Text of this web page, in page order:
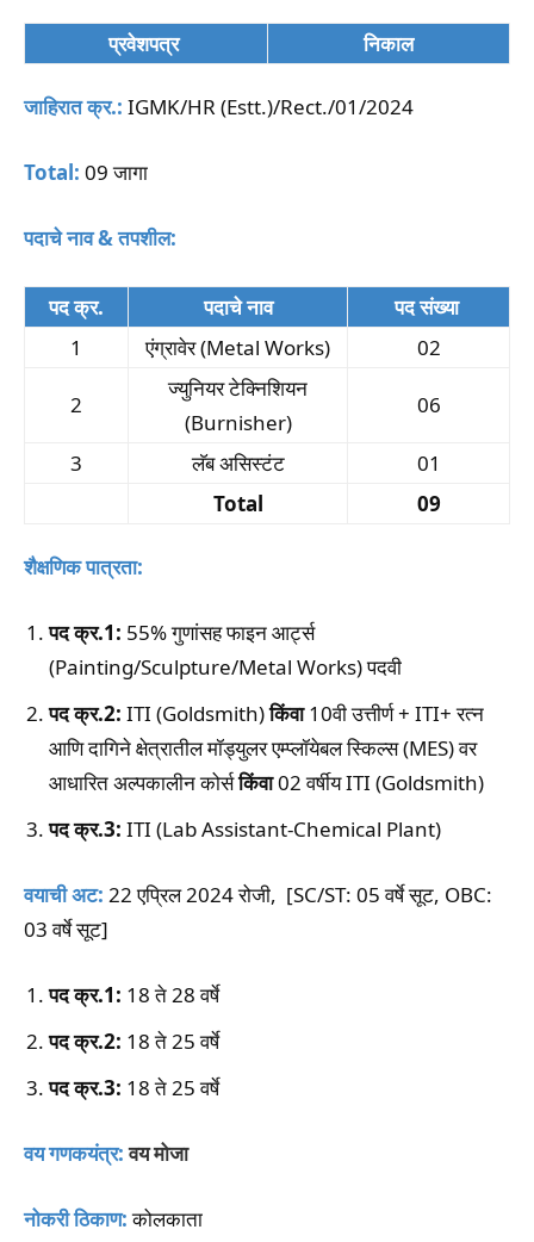
प्रवेशपत्र निकाल
जाहिरात क्र.: IGMK/HR (Estt.)/Rect./01/2024
Total: 09 जागा
पदाचे नाव & तपशील:
पद क्र. पदाचे नाव
पद संख्या
1
एंग्रावेर (Metal Works) 02
2
ज्युनियर टेक्निशियन
(Burnisher)
06
3 लॅब असिस्टंट
01
Total
09
शैक्षणिक पात्रता:
पद क्र.1: 55% गुणांसह फाइन आर्ट्स
(Painting/Sculpture/Metal Works) पदवी
पद क्र.2: ITI (Goldsmith)किंवा10वी उत्तीर्ण + ITI+ रत्न
आणि दागिने क्षेत्रातील मॉड्युलर एम्प्लॉयेबल स्किल्स (MES) वर
आधारित अल्पकालीन कोर्सकिंवा02 वर्षीय ITI (Goldsmith)
पद क्र.3: ITI (Lab Assistant-Chemical Plant)
वयाची अट: 22 एप्रिल 2024 रोजी, [SC/ST: 05 वर्षे सूट, OBC:
03 वर्षे सूट]
पद क्र.1: 18 ते 28 वर्षे
पद क्र.2: 18 ते 25 वर्षे
पद क्र.3: 18 ते 25 वर्षे
वय गणकयंत्र: वय मोजा
नोकरी ठिकाण:कोलकाता